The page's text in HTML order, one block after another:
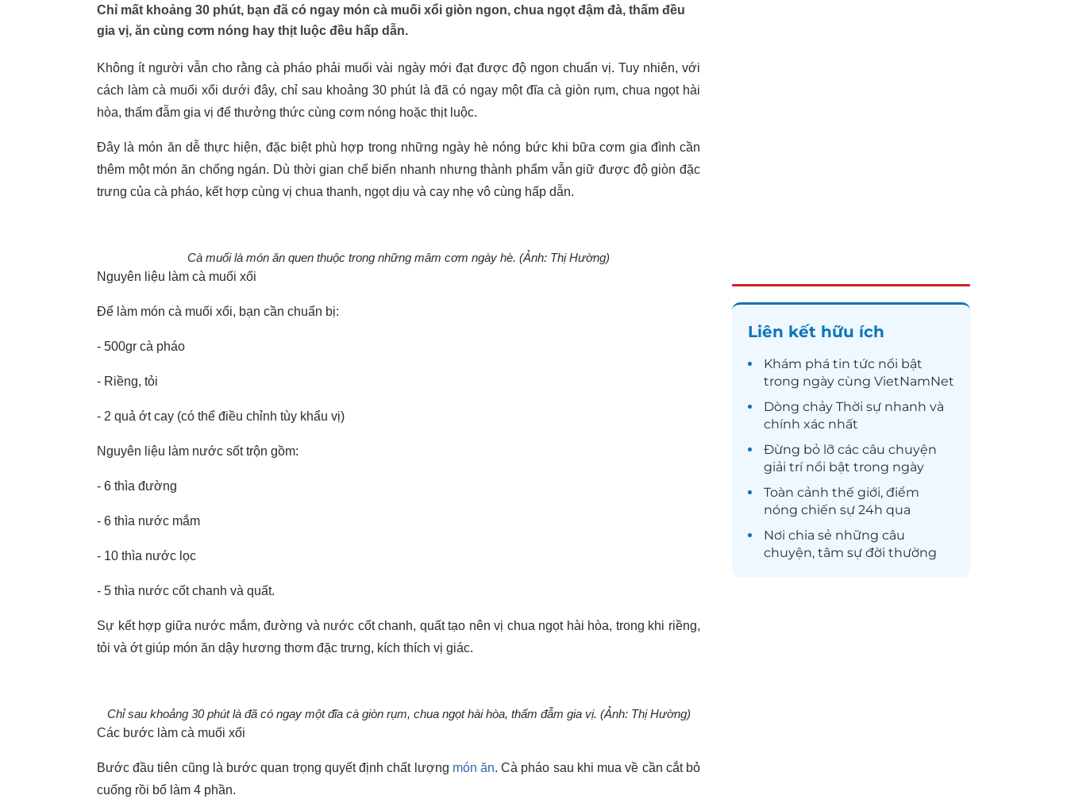
Chỉ mất khoảng 30 phút, bạn đã có ngay món cà muối xổi giòn ngon, chua ngọt đậm đà, thấm đều
gia vị, ăn cùng cơm nóng hay thịt luộc đều hấp dẫn.
Không ít người vẫn cho rằng cà pháo phải muối vài ngày mới đạt được độ ngon chuẩn vị. Tuy nhiên, với
cách làm cà muối xổi dưới đây, chỉ sau khoảng 30 phút là đã có ngay một đĩa cà giòn rụm, chua ngọt hài
hòa, thấm đẫm gia vị để thưởng thức cùng cơm nóng hoặc thịt luộc.
Đây là món ăn dễ thực hiện, đặc biệt phù hợp trong những ngày hè nóng bức khi bữa cơm gia đình cần
thêm một món ăn chống ngán. Dù thời gian chế biến nhanh nhưng thành phẩm vẫn giữ được độ giòn đặc
trưng của cà pháo, kết hợp cùng vị chua thanh, ngọt dịu và cay nhẹ vô cùng hấp dẫn.
Cà muối là món ăn quen thuộc trong những mâm cơm ngày hè. (Ảnh: Thị Hường)
Nguyên liệu làm cà muối xổi
Để làm món cà muối xổi, bạn cần chuẩn bị:
- 500gr cà pháo
- Riềng, tỏi
- 2 quả ớt cay (có thể điều chỉnh tùy khẩu vị)
Nguyên liệu làm nước sốt trộn gồm:
- 6 thìa đường
- 6 thìa nước mắm
- 10 thìa nước lọc
- 5 thìa nước cốt chanh và quất.
Sự kết hợp giữa nước mắm, đường và nước cốt chanh, quất tạo nên vị chua ngọt hài hòa, trong khi riềng,
tỏi và ớt giúp món ăn dậy hương thơm đặc trưng, kích thích vị giác.
Chỉ sau khoảng 30 phút là đã có ngay một đĩa cà giòn rụm, chua ngọt hài hòa, thấm đẫm gia vị. (Ảnh: Thị Hường)
Các bước làm cà muối xổi
Bước đầu tiên cũng là bước quan trọng quyết định chất lượng món ăn. Cà pháo sau khi mua về cần cắt bỏ
cuống rồi bổ làm 4 phần.
Liên kết hữu ích
Khám phá tin tức nổi bật
trong ngày cùng VietNamNet
Dòng chảy Thời sự nhanh và
chính xác nhất
Đừng bỏ lỡ các câu chuyện
giải trínổi bật trong ngày
Toàn cảnh thế giới, điểm
nóng chiến sự 24h qua
Nơi chia sẻ những câu
chuyện, tâm sự đời thường